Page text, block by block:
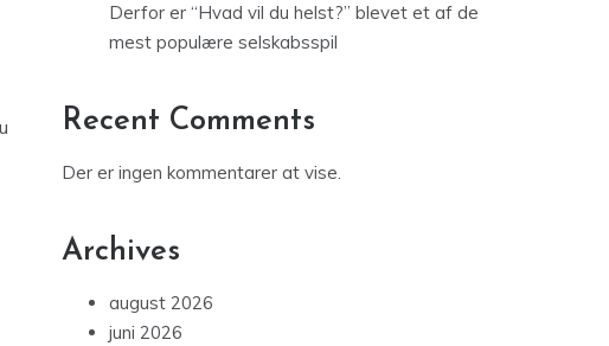
Derfor er “Hvad vil du helst?” blevet et af de
mest populære selskabsspil
Recent Comments
Der er ingen kommentarer at vise.
Archives
august 2026
juni 2026